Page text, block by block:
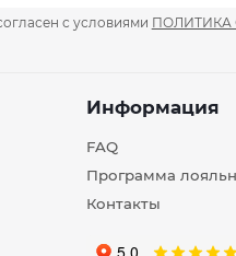
с условиями
Информация
FAQ
Программа
Контакты